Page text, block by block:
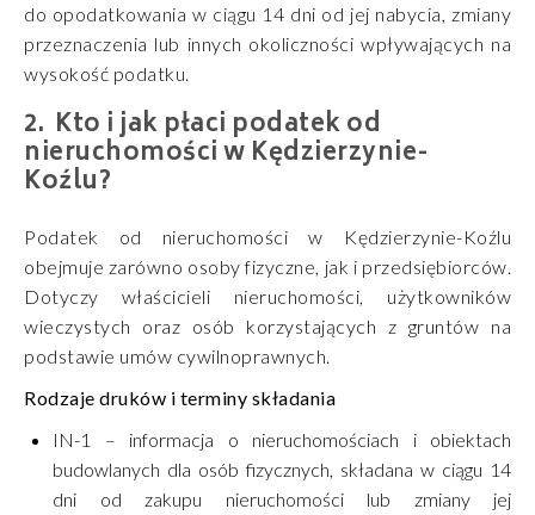
do opodatkowania w ciągu 14 dni od jej nabycia, zmiany
przeznaczenia lub innych okoliczności wpływających na
wysokość podatku.
Kto i jak płaci podatek od
nieruchomości w Kędzierzynie-
Koźlu?
Podatek od nieruchomości w Kędzierzynie-Koźlu
obejmuje zarówno osoby fizyczne, jak i przedsiębiorców.
Dotyczy właścicieli nieruchomości, użytkowników
wieczystych oraz osób korzystających z gruntów na
podstawie umów cywilnoprawnych.
Rodzaje druków i terminy składania
IN-1 – informacja o nieruchomościach i obiektach
budowlanych dla osób fizycznych, składana w ciągu 14
dni od zakupu nieruchomości lub zmiany jej